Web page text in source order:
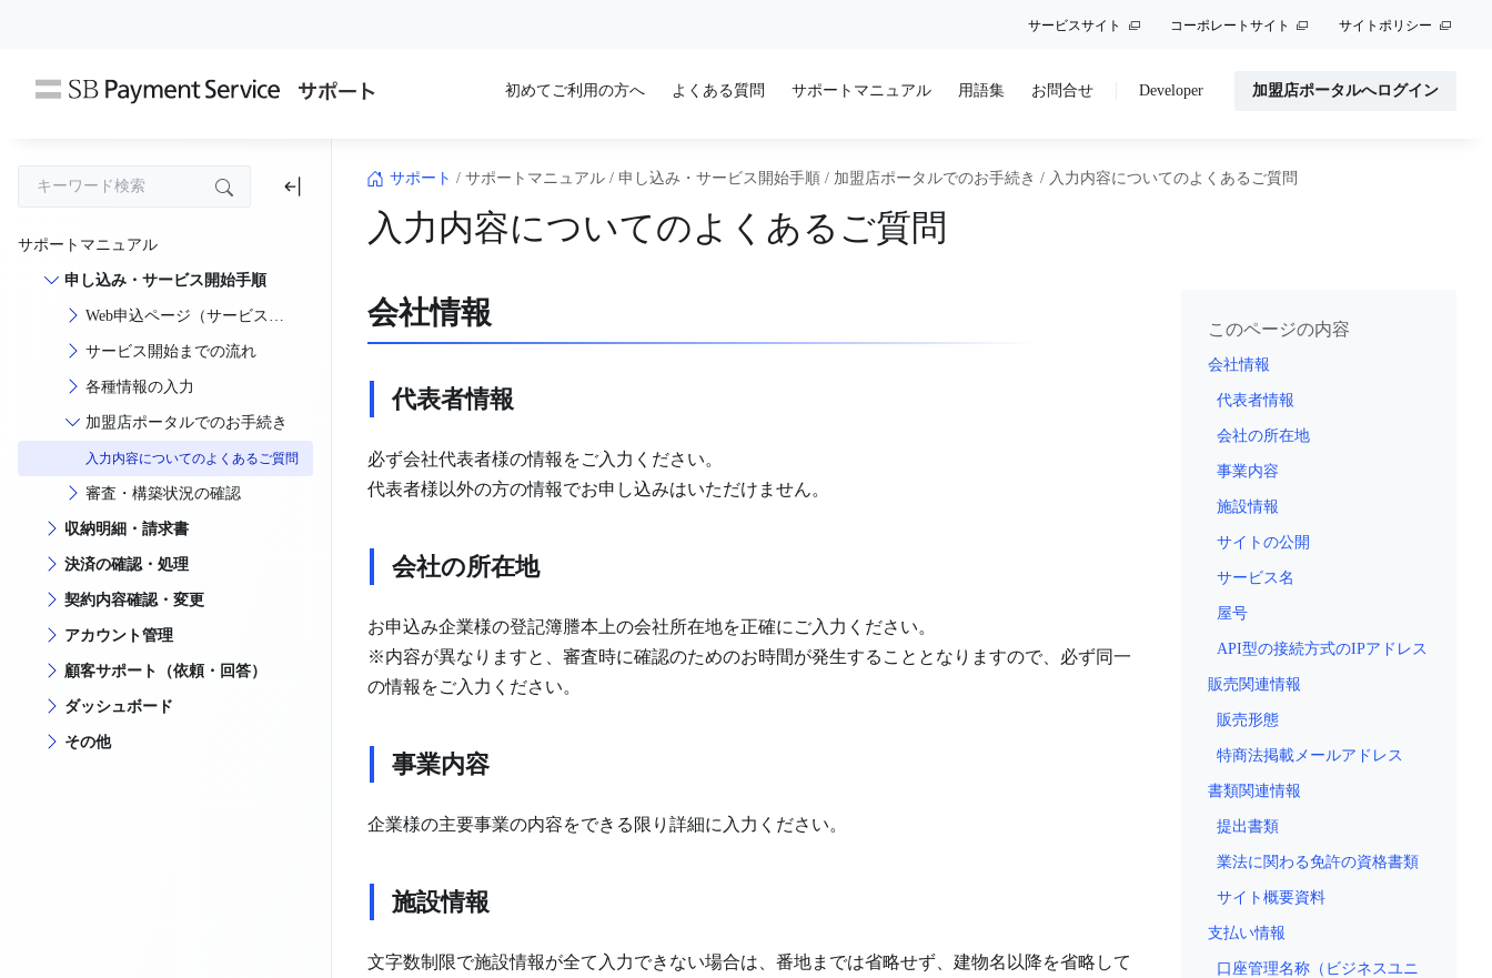
サービスサイト コーポレートサイト サイトポリシー
初めてご利用の方へ よくある質問 サポートマニュアル 用語集 お問合せ Developer 加盟店ポータルへログイン
サポート / サポートマニュアル / 申し込み・サービス開始手順 / 加盟店ポータルでのお手続き / 入力内容についてのよくあるご質問
入力内容についてのよくあるご質問
このページの内容
会社情報
代表者情報
会社の所在地
事業内容
施設情報
サイトの公開
サービス名
屋号
API型の接続方式のIPアドレス
販売関連情報
販売形態
特商法掲載メールアドレス
書類関連情報
提出書類
業法に関わる免許の資格書類
サイト概要資料
支払い情報
口座管理名称（ビジネスユニ
会社情報
代表者情報
必ず会社代表者様の情報をご入力ください。
代表者様以外の方の情報でお申し込みはいただけません。
会社の所在地
お申込み企業様の登記簿謄本上の会社所在地を正確にご入力ください。
※内容が異なりますと、審査時に確認のためのお時間が発生することとなりますので、必ず同一
の情報をご入力ください。
事業内容
企業様の主要事業の内容をできる限り詳細に入力ください。
施設情報
文字数制限で施設情報が全て入力できない場合は、番地までは省略せず、建物名以降を省略して
サポートマニュアル
申し込み・サービス開始手順
Web申込ページ（サービスお
申込）
サービス開始までの流れ
各種情報の入力
加盟店ポータルでのお手続き
入力内容についてのよくあるご質問
審査・構築状況の確認
収納明細・請求書
決済の確認・処理
契約内容確認・変更
アカウント管理
顧客サポート（依頼・回答）
ダッシュボード
その他